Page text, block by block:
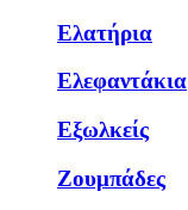
Ελατήρια
Ελεφαντάκια
Εξωλκείς
Ζουμπάδες